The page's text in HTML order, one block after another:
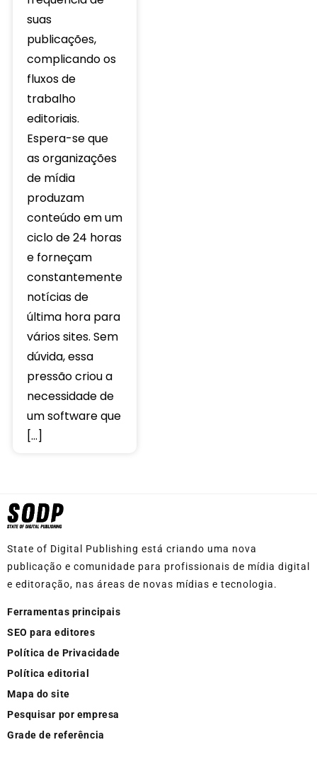
suas
publicações,
complicando os
fluxos de
trabalho
editoriais.
Espera-se que
as organizações
de mídia
produzam
conteúdo em um
ciclo de 24 horas
e forneçam
constantemente
notícias de
última hora para
vários sites. Sem
dúvida, essa
pressão criou a
necessidade de
um software que
[…]
State of Digital Publishing está criando uma nova
publicação e comunidade para profissionais de mídia digital
e editoração, nas áreas de novas mídias e tecnologia.
Ferramentas principais
SEO para editores
Política de Privacidade
Política editorial
Mapa do site
Pesquisar por empresa
Grade de referência